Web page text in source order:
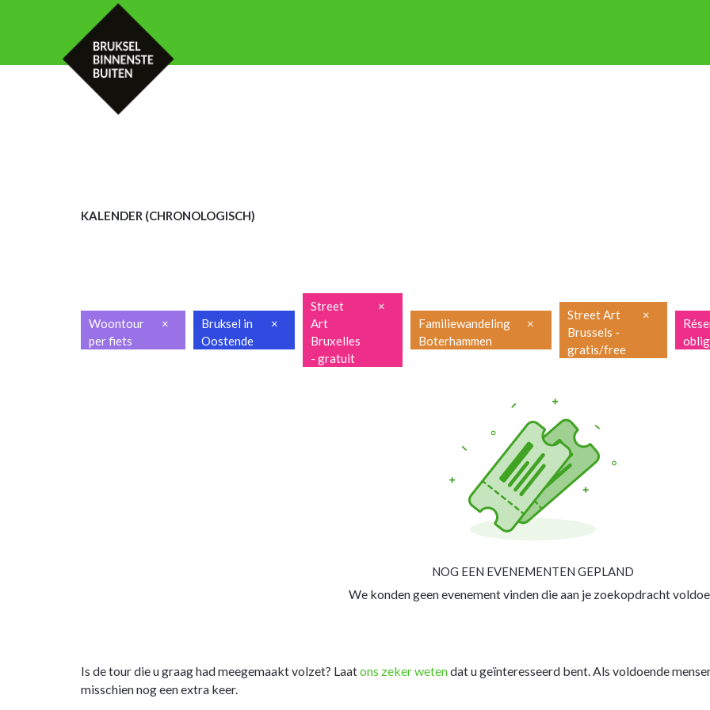
KALENDER (CHRONOLOGISCH)
Woontour
per fiets
×
Bruksel in
Oostende
×
Street
Art
Bruxelles
- gratuit
×
Familiewandeling
Boterhammen
×
Street Art
Brussels -
gratis/free
×
NOG EEN EVENEMENTEN GEPLAND
We konden geen evenement vinden die aan je zoekopdracht
Is de tour die u graag had meegemaakt volzet? Laatons zeker wetendat u geïnteresseerd bent. Als voldoende
misschien nog een extra keer.